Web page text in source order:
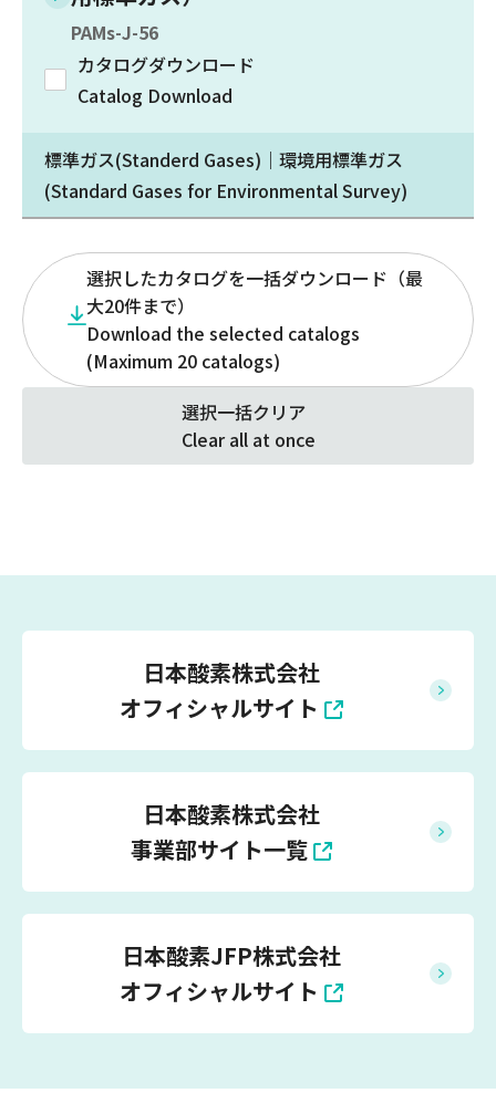
PAMs-J-56
カタログダウンロード
Catalog Download
標準ガス(Standerd Gases)｜環境用標準ガス
(Standard Gases for Environmental Survey)
選択したカタログを一括ダウンロード（最
大20件まで）
Download the selected catalogs
(Maximum 20 catalogs)
選択一括クリア
Clear all at once
日本酸素株式会社
オフィシャルサイト
日本酸素株式会社
事業部サイト一覧
日本酸素JFP株式会社
オフィシャルサイト